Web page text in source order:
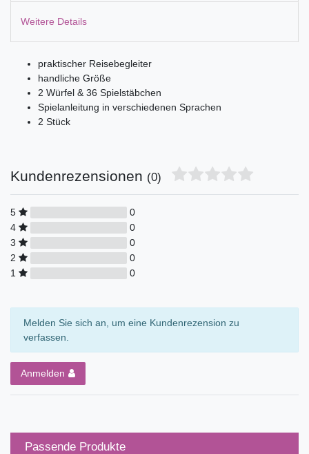
Weitere Details
praktischer Reisebegleiter
handliche Größe
2 Würfel & 36 Spielstäbchen
Spielanleitung in verschiedenen Sprachen
2 Stück
Kundenrezensionen (0)
5
0
4
0
3
0
2
0
1
0
Melden Sie sich an, um eine Kundenrezension zu
verfassen.
Anmelden
Passende Produkte